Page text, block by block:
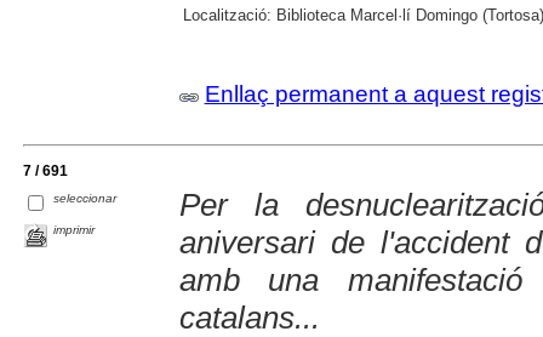
Localització: Biblioteca Marcel·lí Domingo (Tortosa)
Enllaç permanent a aquest
7 / 691
seleccionar
imprimir
Per la
aniversari de l'accident
amb una
catalans...